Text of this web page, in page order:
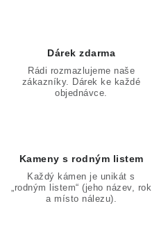
Dárek zdarma
Rádi rozmazlujeme naše
zákazníky. Dárek ke každé
objednávce.
Kameny s rodným listem
Každý kámen je unikát s
„rodným listem“ (jeho název, rok
a místo nálezu).